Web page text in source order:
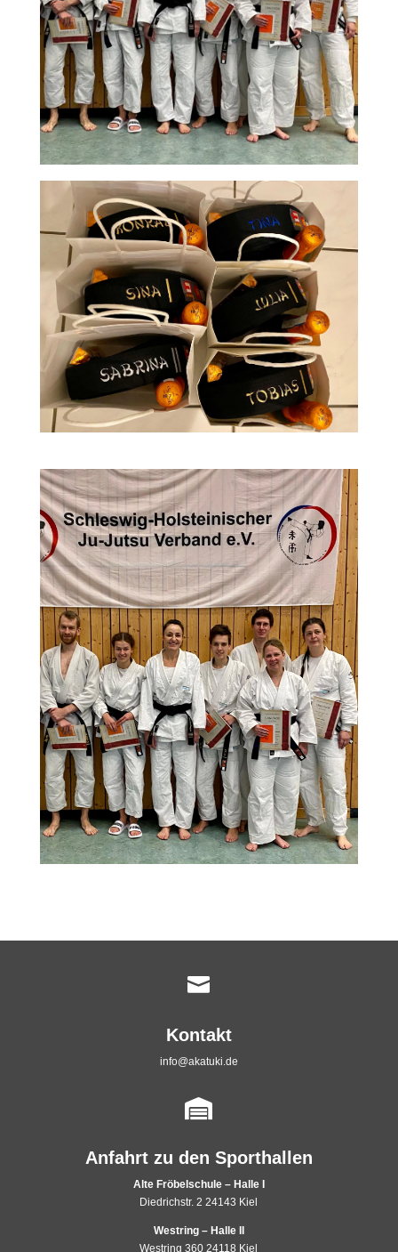

Kontakt
info@akatuki.de

Anfahrt zu den Sporthallen
Alte Fröbelschule – Halle I
Diedrichstr. 2 24143 Kiel
Westring – Halle II
Westring 360 24118 Kiel